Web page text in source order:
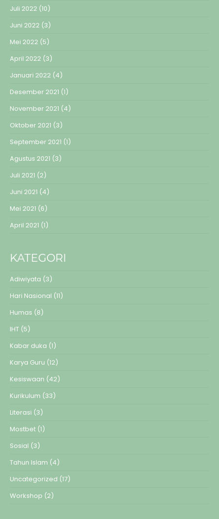
Juli 2022 (10)
Juni 2022 (3)
Mei 2022 (5)
April 2022 (3)
Januari 2022 (4)
Desember 2021 (1)
November 2021 (4)
Oktober 2021 (3)
September 2021 (1)
Agustus 2021 (3)
Juli 2021 (2)
Juni 2021 (4)
Mei 2021 (6)
April 2021 (1)
KATEGORI
Adiwiyata (3)
Hari Nasional (11)
Humas (8)
IHT (5)
Kabar duka (1)
Karya Guru (12)
Kesiswaan (42)
Kurikulum (33)
Literasi (3)
Mostbet (1)
Sosial (3)
Tahun Islam (4)
Uncategorized (17)
Workshop (2)